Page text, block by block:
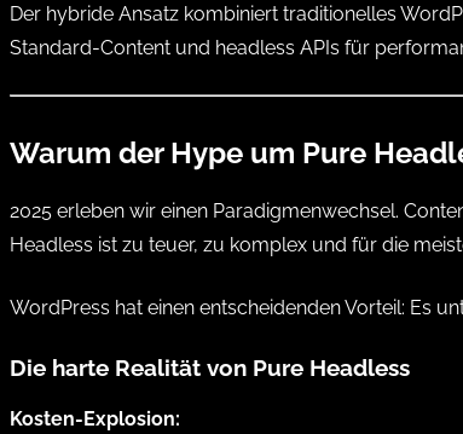
Der hybride Ansatz kombiniert traditionelles
Standard-Content und headless APIs für
Warum der Hype um Pure
2025 erleben wir einen Paradigmenwechsel.
Headless ist zu teuer, zu komplex und für die
WordPress hat einen entscheidenden Vorteil: Es
Die harte Realität von Pure Headless
Kosten-Explosion: